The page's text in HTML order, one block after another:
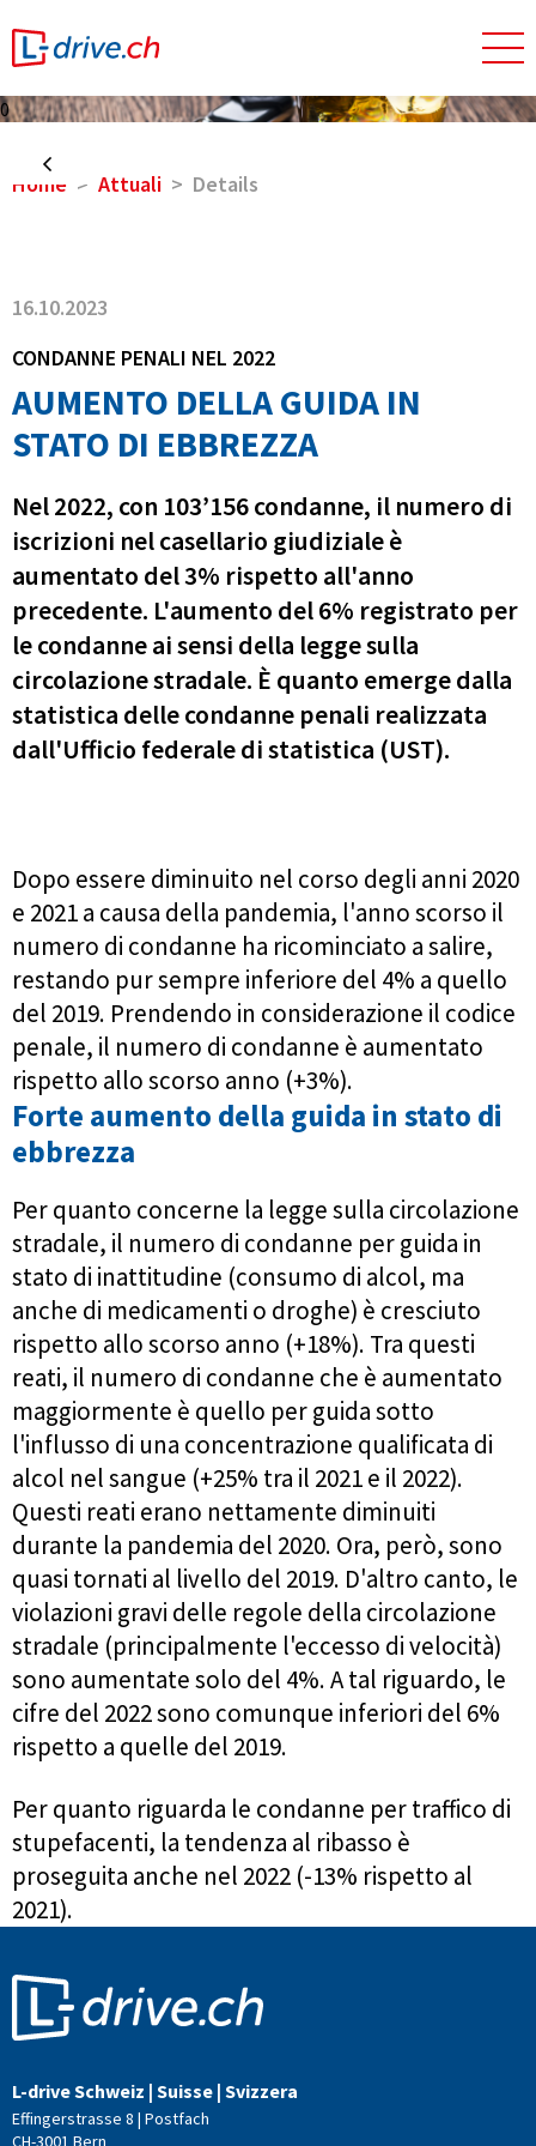
0
Home Attuali Details
16.10.2023
CONDANNE PENALI NEL 2022
AUMENTO DELLA GUIDA IN
STATO DI EBBREZZA
Nel 2022, con 103’156 condanne, il numero di
iscrizioni nel casellario giudiziale è
aumentato del 3% rispetto all'anno
precedente. L'aumento del 6% registrato per
le condanne ai sensi della legge sulla
circolazione stradale. È quanto emerge dalla
statistica delle condanne penali realizzata
dall'Ufficio federale di statistica (UST).
Dopo essere diminuito nel corso degli anni 2020
e 2021 a causa della pandemia, l'anno scorso il
numero di condanne ha ricominciato a salire,
restando pur sempre inferiore del 4% a quello
del 2019. Prendendo in considerazione il codice
penale, il numero di condanne è aumentato
rispetto allo scorso anno (+3%).
Forte aumento della guida in stato di
ebbrezza
Per quanto concerne la legge sulla circolazione
stradale, il numero di condanne per guida in
stato di inattitudine (consumo di alcol, ma
anche di medicamenti o droghe) è cresciuto
rispetto allo scorso anno (+18%). Tra questi
reati, il numero di condanne che è aumentato
maggiormente è quello per guida sotto
l'influsso di una concentrazione qualificata di
alcol nel sangue (+25% tra il 2021 e il 2022).
Questi reati erano nettamente diminuiti
durante la pandemia del 2020. Ora, però, sono
quasi tornati al livello del 2019. D'altro canto, le
violazioni gravi delle regole della circolazione
stradale (principalmente l'eccesso di velocità)
sono aumentate solo del 4%. A tal riguardo, le
cifre del 2022 sono comunque inferiori del 6%
rispetto a quelle del 2019.
Per quanto riguarda le condanne per traffico di
stupefacenti, la tendenza al ribasso è
proseguita anche nel 2022 (-13% rispetto al
2021).
L-drive Schweiz | Suisse | Svizzera
Effingerstrasse 8 | Postfach
CH-3001 Bern